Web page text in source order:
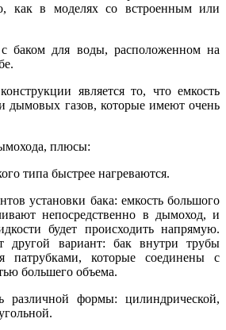
как в моделях со встроенным или
баком для воды, расположенном на
является то, что емкость
дымовых газов, которые имеют очень
плюсы:
типа быстрее нагреваются.
установки бака: емкость большого
непосредственно в дымоход, и
будет происходить напрямую.
другой вариант: бак внутри трубы
патрубками, которые соединены с
большего объема.
различной формы: цилиндрической,